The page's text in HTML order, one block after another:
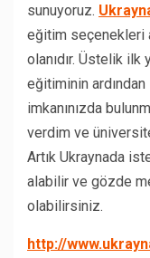
sunuyoruz.
eğitim seçenekleri
olanıdır. Üstelik ilk
eğitiminin
imkanınızda
verdim ve
Artık Ukraynada
alabilir ve gözde
olabilirsiniz.
http://